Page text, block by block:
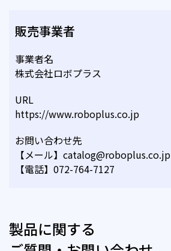
販売事業者
事業者名
株式会社ロボプラス
URL
https://www.roboplus.co.jp
お問い合わせ先
【メール】catalog@roboplus.co.jp
【電話】072-764-7127
製品に関する